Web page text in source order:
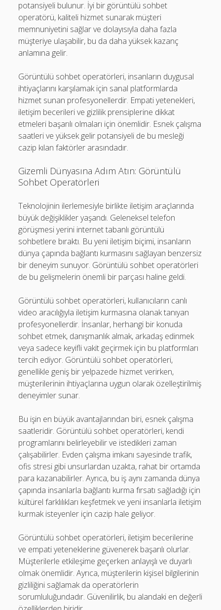
potansiyeli bulunur. İyi bir görüntülü sohbet
operatörü, kaliteli hizmet sunarak müşteri
memnuniyetini sağlar ve dolayısıyla daha fazla
müşteriye ulaşabilir, bu da daha yüksek kazanç
anlamına gelir.
Görüntülü sohbet operatörleri, insanların duygusal
ihtiyaçlarını karşılamak için sanal platformlarda
hizmet sunan profesyonellerdir. Empati yetenekleri,
iletişim becerileri ve gizlilik prensiplerine dikkat
etmeleri başarılı olmaları için önemlidir. Esnek çalışma
saatleri ve yüksek gelir potansiyeli de bu mesleği
cazip kılan faktörler arasındadır.
Gizemli Dünyasına Adım Atın: Görüntülü
Sohbet Operatörleri
Teknolojinin ilerlemesiyle birlikte iletişim araçlarında
büyük değişiklikler yaşandı. Geleneksel telefon
görüşmesi yerini internet tabanlı görüntülü
sohbetlere bıraktı. Bu yeni iletişim biçimi, insanların
dünya çapında bağlantı kurmasını sağlayan benzersiz
bir deneyim sunuyor. Görüntülü sohbet operatörleri
de bu gelişmelerin önemli bir parçası haline geldi.
Görüntülü sohbet operatörleri, kullanıcıların canlı
video aracılığıyla iletişim kurmasına olanak tanıyan
profesyonellerdir. İnsanlar, herhangi bir konuda
sohbet etmek, danışmanlık almak, arkadaş edinmek
veya sadece keyifli vakit geçirmek için bu platformları
tercih ediyor. Görüntülü sohbet operatörleri,
genellikle geniş bir yelpazede hizmet verirken,
müşterilerinin ihtiyaçlarına uygun olarak özelleştirilmiş
deneyimler sunar.
Bu işin en büyük avantajlarından biri, esnek çalışma
saatleridir. Görüntülü sohbet operatörleri, kendi
programlarını belirleyebilir ve istedikleri zaman
çalışabilirler. Evden çalışma imkanı sayesinde trafik,
ofis stresi gibi unsurlardan uzakta, rahat bir ortamda
para kazanabilirler. Ayrıca, bu iş aynı zamanda dünya
çapında insanlarla bağlantı kurma fırsatı sağladığı için
kültürel farklılıkları keşfetmek ve yeni insanlarla iletişim
kurmak isteyenler için cazip hale geliyor.
Görüntülü sohbet operatörleri, iletişim becerilerine
ve empati yeteneklerine güvenerek başarılı olurlar.
Müşterilerle etkileşime geçerken anlayışlı ve duyarlı
olmak önemlidir. Ayrıca, müşterilerin kişisel bilgilerinin
gizliliğini sağlamak da operatörlerin
sorumluluğundadır. Güvenilirlik, bu alandaki en değerli